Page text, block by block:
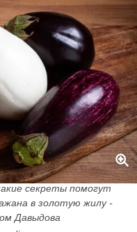
секреты помогут
в золотую жилу -
Давыдова